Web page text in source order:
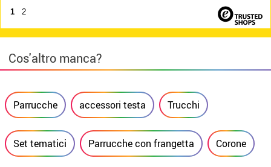
1 2
Cos'altro manca?
Parrucche accessori testa Trucchi
Set tematici Parrucche con frangetta Corone